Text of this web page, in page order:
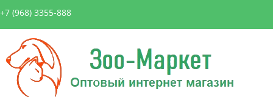
+7 (968) 3355-888
Зоо-
Маркет